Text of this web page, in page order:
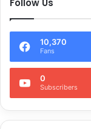
Follow Us
10,370
Fans
0
Subscribers